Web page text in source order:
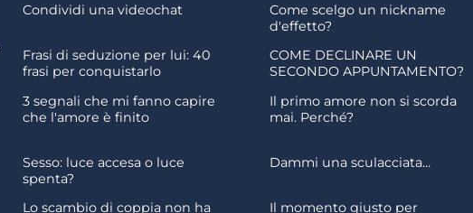
Condividi una videochat
Come scelgo un nickname
d'effetto?
Frasi di seduzione per lui: 40
frasi per conquistarlo
COME DECLINARE UN
SECONDO APPUNTAMENTO?
3 segnali che mi fanno capire
che l'amore è finito
Il primo amore non si scorda
mai. Perché?
Sesso: luce accesa o luce
spenta?
Dammi una sculacciata...
Lo scambio di coppia non ha
Il momento giusto per